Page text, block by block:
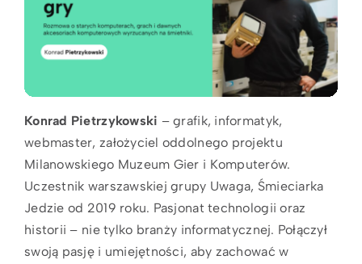
Konrad Pietrzykowski – grafik, informatyk,
webmaster, założyciel oddolnego projektu
Milanowskiego Muzeum Gier i Komputerów.
Uczestnik warszawskiej grupy Uwaga, Śmieciarka
Jedzie od 2019 roku. Pasjonat technologii oraz
historii – nie tylko branży informatycznej. Połączył
swoją pasję i umiejętności, aby zachować w